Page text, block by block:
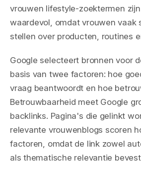
vrouwen lifestyle-zoektermen
waardevol, omdat vrouwen vaak
stellen over producten, routines
Google selecteert bronnen voor
basis van twee factoren: hoe
vraag beantwoordt en hoe
Betrouwbaarheid meet Google
backlinks. Pagina's die gelinkt
relevante vrouwenblogs scoren
factoren, omdat de link zowel
als thematische relevantie